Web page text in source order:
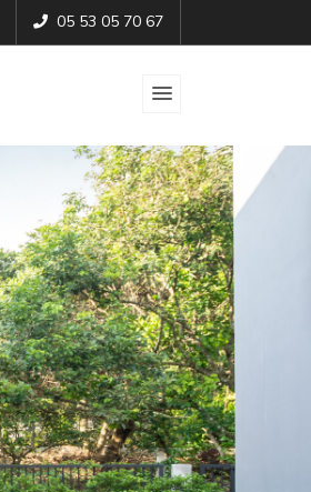
05 53 05 70 67